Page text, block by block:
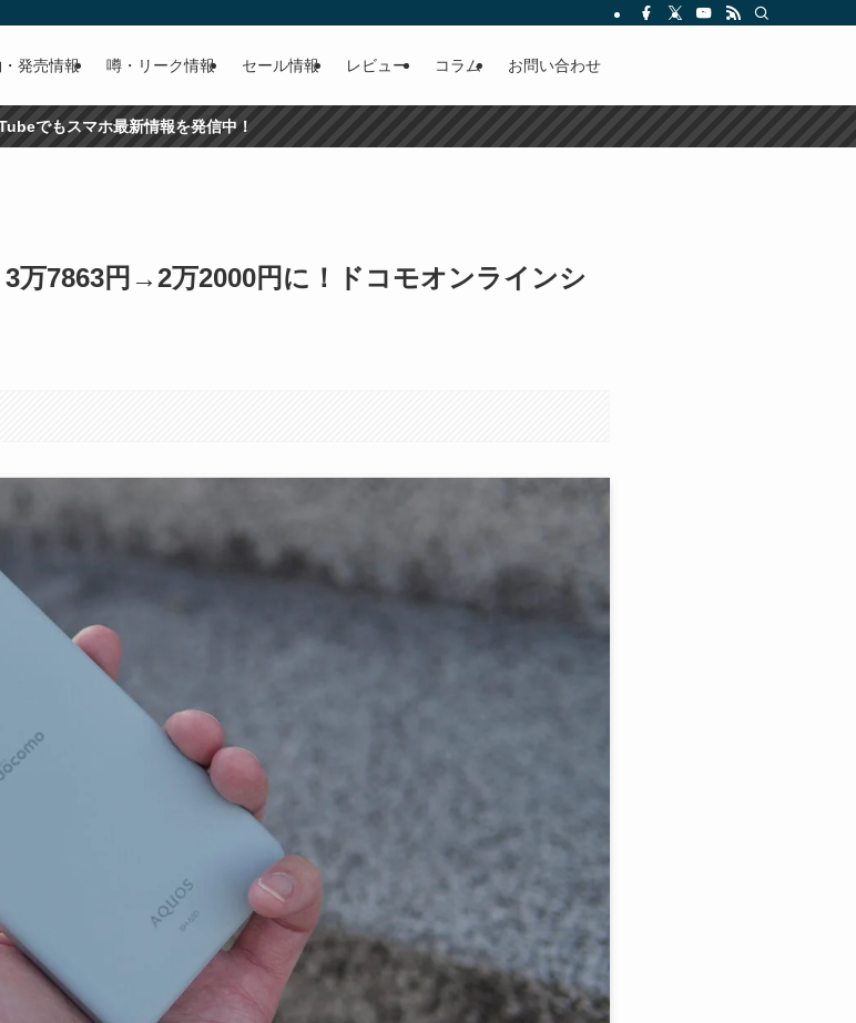
発売情報 噂・リーク情報 セール情報 レビュー コラム お問い合わせ
でもスマホ最新情報を発信中！
3万7863円→2万2000円に！ドコモオンラインシ